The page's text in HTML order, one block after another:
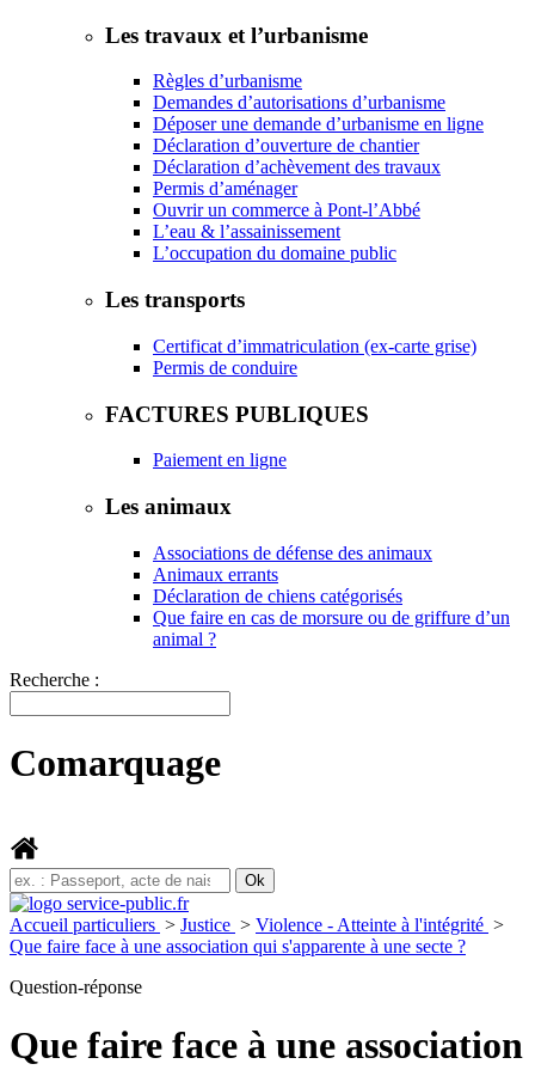
Les travaux et l’urbanisme
Règles d’urbanisme
Demandes d’autorisations d’urbanisme
Déposer une demande d’urbanisme en ligne
Déclaration d’ouverture de chantier
Déclaration d’achèvement des travaux
Permis d’aménager
Ouvrir un commerce à Pont-l’Abbé
L’eau & l’assainissement
L’occupation du domaine public
Les transports
Certificat d’immatriculation (ex-carte grise)
Permis de conduire
FACTURES PUBLIQUES
Paiement en ligne
Les animaux
Associations de défense des animaux
Animaux errants
Déclaration de chiens catégorisés
Que faire en cas de morsure ou de griffure d’un
animal ?
Recherche :
Comarquage
Accueil particuliers > Justice > Violence - Atteinte à l'intégrité >
Que faire face à une association qui s'apparente à une secte ?
Question-réponse
Que faire face à une association